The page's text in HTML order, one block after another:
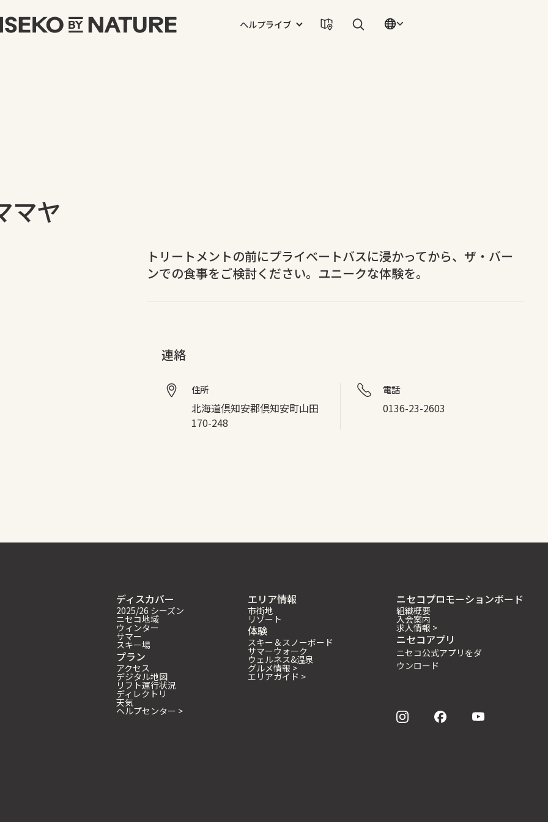
ヘルプライブ
マヤ
トリートメントの前にプライベートバスに浸かってから、ザ・バー
ンでの食事をご検討ください。ユニークな体験を。
連絡
住所
北海道倶知安郡倶知安町山田
170-248
電話
0136-23-2603
ディスカバー
2025/26 シーズン
ニセコ地域
ウィンター
サマー
スキー場
プラン
アクセス
デジタル地図
リフト運行状況
ディレクトリ
天気
ヘルプセンター >
エリア情報
市街地
リゾート
体験
スキー＆スノーボード
サマーウォーク
ウェルネス&温泉
グルメ情報 >
エリアガイド >
ニセコプロモーションボード
組織概要
入会案内
求人情報 >
ニセコアプリ
ニセコ公式アプリをダ
ウンロード